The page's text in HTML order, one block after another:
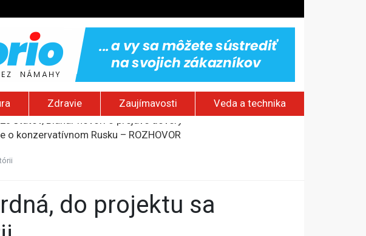
Zdravie Zaujímavosti Veda a technika
konzervatívnom Rusku – ROZHOVOR
blokáda prístavov